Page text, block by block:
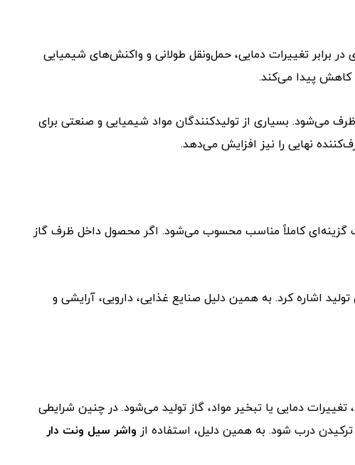
برابر تغییرات دمایی، حمل‌ونقل طولانی و واکنش‌های شیمیایی
کاهش پیدا می‌کند.
می‌شود. بسیاری از تولیدکنندگان مواد شیمیایی و صنعتی برای
نهایی را نیز افزایش می‌دهد.
گزینه‌ای کاملاً مناسب محسوب می‌شود. اگر محصول داخل ظرف گاز
اشاره کرد. به همین دلیل صنایع غذایی، دارویی، آرایشی و
دمایی یا تبخیر مواد، گاز تولید می‌شود. در چنین شرایطی
درب شود. به همین دلیل، استفاده از واشر سیل ونت دار